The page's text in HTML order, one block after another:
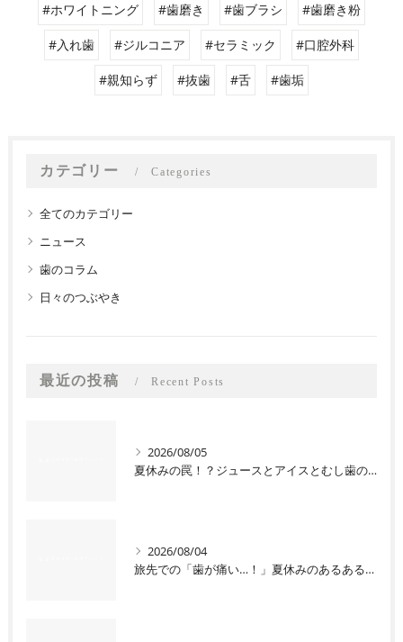
#ホワイトニング #歯磨き #歯ブラシ #歯磨き粉
#入れ歯 #ジルコニア #セラミック #口腔外科
#親知らず #抜歯 #舌 #歯垢
カテゴリー Categories
全てのカテゴリー
ニュース
歯のコラム
日々のつぶやき
最近の投稿 Recent Posts
2026/08/05
夏休みの罠！？ジュースとアイスとむし歯の関係
2026/08/04
旅先での「歯が痛い…！」夏休みのあるあるトラブル